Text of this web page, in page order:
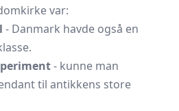
var:
- Danmark havde også en
- kunne man
til antikkens store